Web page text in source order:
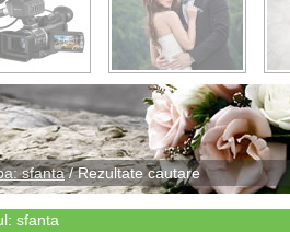
sfanta/ Rezultate cautare
sfanta